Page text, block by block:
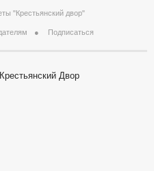
"Крестьянский двор"
Подписаться